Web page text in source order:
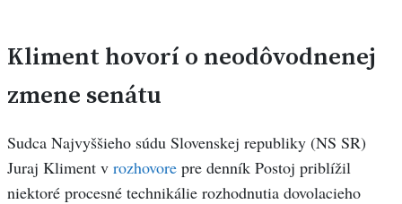
Kliment hovorí o neodôvodnenej
zmene senátu
Sudca Najvyššieho súdu Slovenskej republiky (NS SR)
Juraj Kliment v rozhovore pre denník Postoj priblížil
niektoré procesné technikálie rozhodnutia dovolacieho